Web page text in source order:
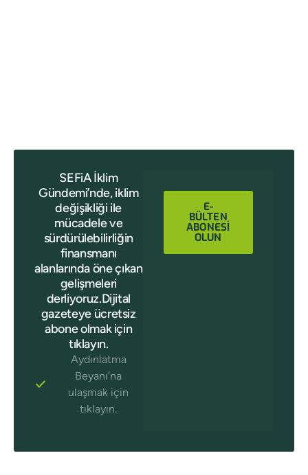
SEFiA İklim
Gündemi’nde, iklim
değişikliği ile
mücadele ve
sürdürülebilirliğin
finansmanı
alanlarında öne çıkan
gelişmeleri
derliyoruz.Dijital
gazeteye ücretsiz
abone olmak için
tıklayın.
Aydınlatma
Beyanı’na
ulaşmak için
tıklayın.
E-
BÜLTEN
ABONESİ
OLUN